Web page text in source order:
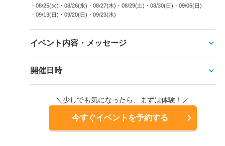
・08/25(火) ・08/26(水) ・08/27(木) ・08/29(土) ・08/30(日) ・09/06(日)
・09/13(日) ・09/20(日) ・09/23(水)
イベント内容・メッセージ
開催日時
＼少しでも気になったら、まずは体験！／
今すぐイベントを予約する